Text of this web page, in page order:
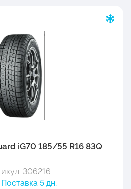
iG70 185/55 R16 83Q
306216
5 дн.